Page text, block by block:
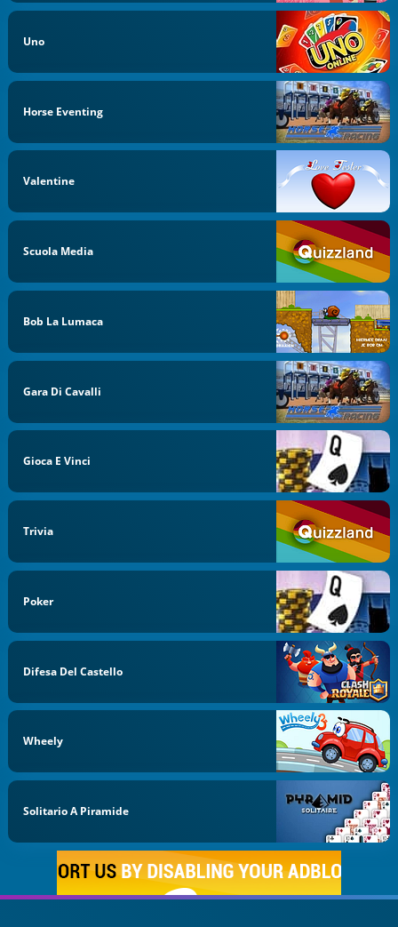
Uno
Horse Eventing
Valentine
Scuola Media
Bob La Lumaca
Gara Di Cavalli
Gioca E Vinci
Trivia
Poker
Difesa Del Castello
Wheely
Solitario A Piramide